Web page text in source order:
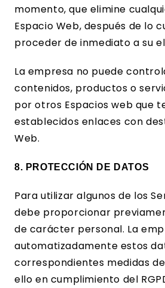
momento, que elimine
Espacio Web, después de lo
proceder de inmediato a su
La empresa no puede
contenidos, productos o
por otros Espacios web que
establecidos enlaces con
Web.
8. PROTECCIÓN DE DATOS
Para utilizar algunos de los
debe proporcionar
de carácter personal. La
automatizadamente estos
correspondientes medidas
ello en cumplimiento del